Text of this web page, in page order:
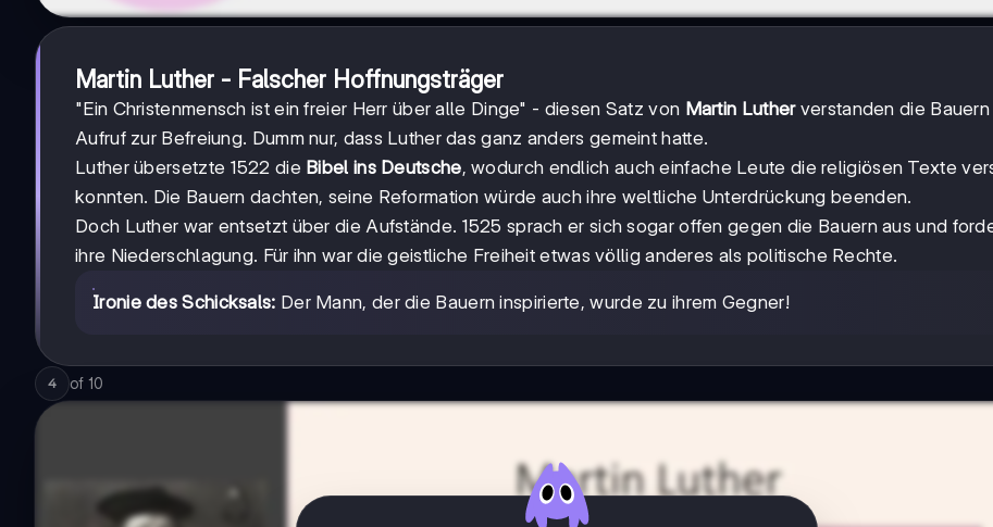
Martin Luther - Falscher Hoffnungsträger
"Ein Christenmensch ist ein freier Herr über alle Dinge" - diesen Satz von Martin Lutherverstanden die Bauern
Aufruf zur Befreiung. Dumm nur, dass Luther das ganz anders gemeint hatte.
Luther übersetzte 1522 die Bibel ins Deutsche, wodurch endlich auch einfache Leute die religiösen Texte
konnten. Die Bauern dachten, seine Reformation würde auch ihre weltliche Unterdrückung beenden.
Doch Luther war entsetzt über die Aufstände. 1525 sprach er sich sogar offen gegen die Bauern aus und
ihre Niederschlagung. Für ihn war die geistliche Freiheit etwas völlig anderes als politische Rechte.
Ironie des Schicksals: Der Mann, der die Bauern inspirierte, wurde zu ihrem Gegner!
4 of 10